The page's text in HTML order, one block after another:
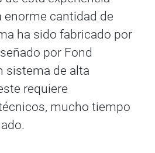
enorme cantidad de
ha sido fabricado por
por Fond
sistema de alta
requiere
mucho tiempo